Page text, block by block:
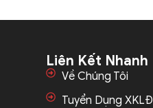
Liên Kết Nhanh
Về Chúng Tôi
Tuyển Dụng XKLĐ